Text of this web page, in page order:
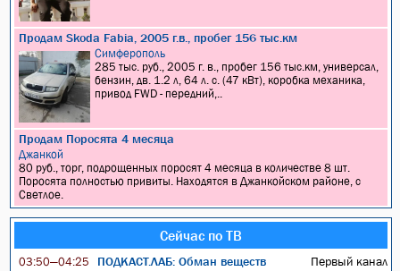
Продам Skoda Fabia, 2005 г.в., пробег 156 тыс.км
Симферополь
285 тыс. руб., 2005 г. в., пробег 156 тыс.км, универсал,
бензин, дв. 1.2 л, 64 л. с. (47 кВт), коробка механика,
привод FWD - передний,..
Продам Поросята 4 месяца
Джанкой
80 руб., торг, подрощенных поросят 4 месяца в количестве 8 шт.
Поросята полностью привиты. Находятся в Джанкойском районе, с
Светлое.
Сейчас по ТВ
03:50—04:25 ПОДКАСТ.ЛАБ: Обман веществ Первый канал